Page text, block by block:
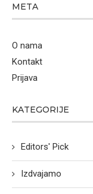
META
O nama
Kontakt
Prijava
KATEGORIJE
Editors' Pick
Izdvajamo